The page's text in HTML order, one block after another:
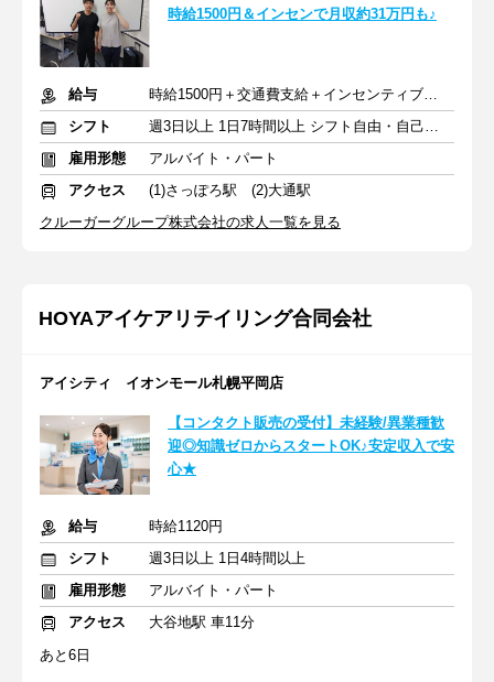
時給1500円＆インセンで月収約31万円も♪
給与
時給1500円＋交通費支給＋インセンティブあり
シフト
週3日以上 1日7時間以上 シフト自由・自己申告
雇用形態
アルバイト・パート
アクセス
(1)さっぽろ駅 (2)大通駅
クルーガーグループ株式会社の求人一覧を見る
HOYAアイケアリテイリング合同会社
アイシティ イオンモール札幌平岡店
【コンタクト販売の受付】未経験/異業種歓
迎◎知識ゼロからスタートOK♪安定収入で安
心★
給与
時給1120円
シフト
週3日以上 1日4時間以上
雇用形態
アルバイト・パート
アクセス
大谷地駅 車11分
あと6日